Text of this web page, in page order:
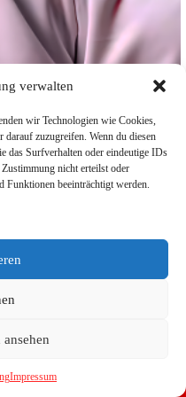
verwalten
wir Technologien wie Cookies,
darauf zuzugreifen. Wenn du diesen
das Surfverhalten oder eindeutige IDs
nicht erteilst oder
Funktionen beeinträchtigt werden.
Impressum